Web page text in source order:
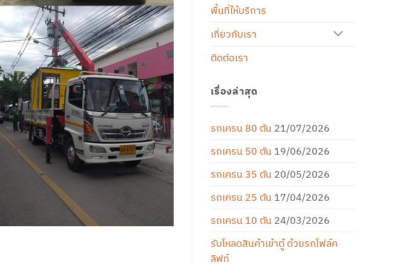
พื้นที่ให้บริการ
เกี่ยวกับเรา
ติดต่อเรา
เรื่องล่าสุด
รถเครน 80 ตัน 21/07/2026
รถเครน 50 ตัน 19/06/2026
รถเครน 35 ตัน 20/05/2026
รถเครน 25 ตัน 17/04/2026
รถเครน 10 ตัน 24/03/2026
รับโหลดสินค้าเข้าตู้ ด้วยรถโฟล์ค
ลิฟท์